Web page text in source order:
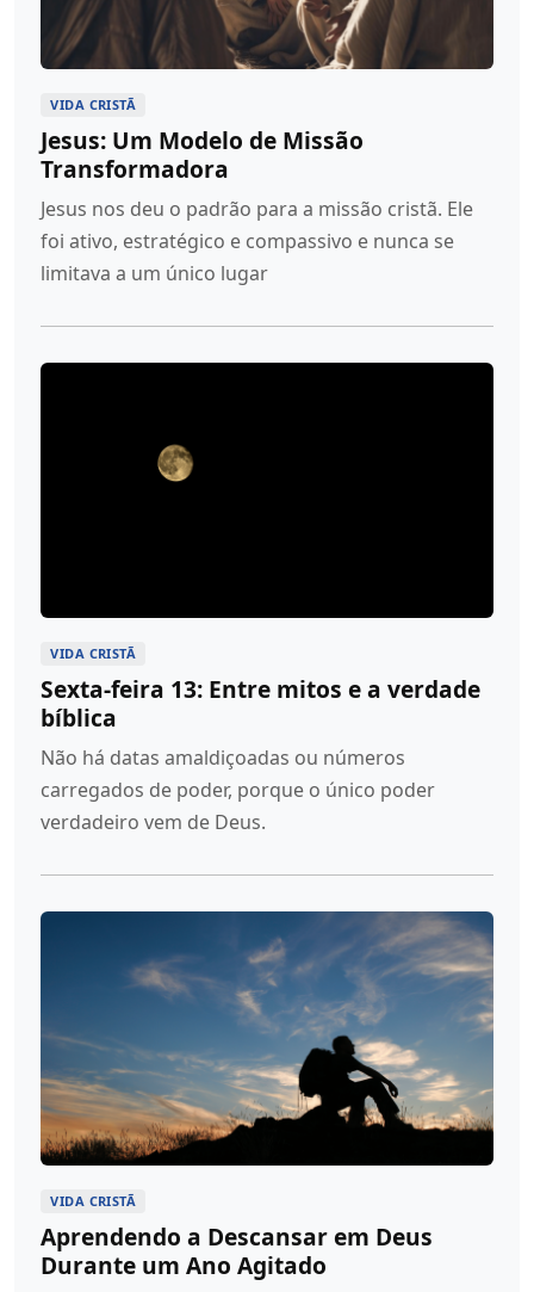
VIDA CRISTÃ
Jesus: Um Modelo de Missão
Transformadora
Jesus nos deu o padrão para a missão cristã. Ele
foi ativo, estratégico e compassivo e nunca se
limitava a um único lugar
VIDA CRISTÃ
Sexta-feira 13: Entre mitos e a verdade
bíblica
Não há datas amaldiçoadas ou números
carregados de poder, porque o único poder
verdadeiro vem de Deus.
VIDA CRISTÃ
Aprendendo a Descansar em Deus
Durante um Ano Agitado